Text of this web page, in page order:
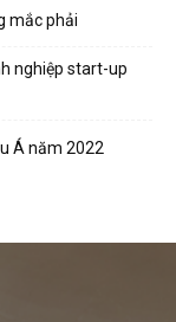
mắc phải
nghiệp start-up
Á năm 2022